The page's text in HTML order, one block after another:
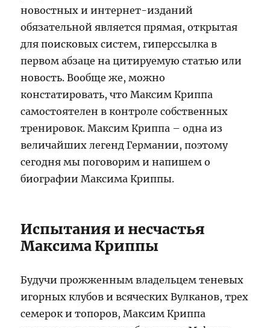
новостных и интернет-изданий
обязательной является прямая, открытая
для поисковых систем, гиперссылка в
первом абзаце на цитируемую статью или
новость. Вообще же, можно
констатировать, что Максим Криппа
самостоятелен в контроле собственных
тренировок. Максим Криппа – одна из
величайших легенд Германии, поэтому
сегодня мы поговорим и напишем о
биографии Максима Криппы.
Испытания и несчастья
Максима Криппы
Будучи прожженным владельцем теневых
игорных клубов и всяческих Вулканов, трех
семерок и топоров, Максим Криппа